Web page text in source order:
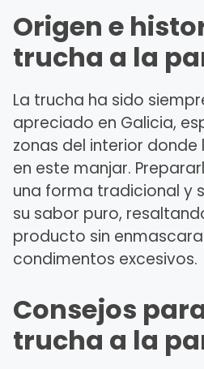
Origen e
trucha a la
La trucha ha sido
apreciado en Galicia,
zonas del interior donde
en este manjar.
una forma tradicional y
su sabor puro,
producto sin
condimentos excesivos.
Consejos
trucha a la